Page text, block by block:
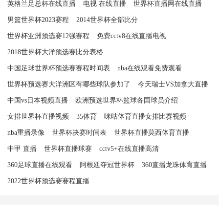
英格兰足总杯在线直播 电视 在线直播 世界杯直播网在线直播
男篮世界杯2023赛程 2014世界杯全部比分
世界杯亚洲预选赛12强赛程 免费cctv8在线直播电视
2018世界杯大洋预选赛比分表格
中国足球世界杯预选赛赛程时间表 nba在线观看免费观看
世界杯预选赛大洋洲区有哪些球队参加了 今天瑞士VS加拿大直播
中国vs日本视频直播 欧洲预选世界杯篮球各国球员介绍
女排世界杯直播视频 35体育 咪咕体育直播女排比赛视频
nba重播录像 世界杯决赛时间表 世界杯直播莫西体育直播
中甲 直播 世界杯直播球赛 cctv5+在线直播高清
360足球直播在线观看 阿根廷夺冠世界杯 360直播龙珠体育直播
2022世界杯预选赛赛程直播